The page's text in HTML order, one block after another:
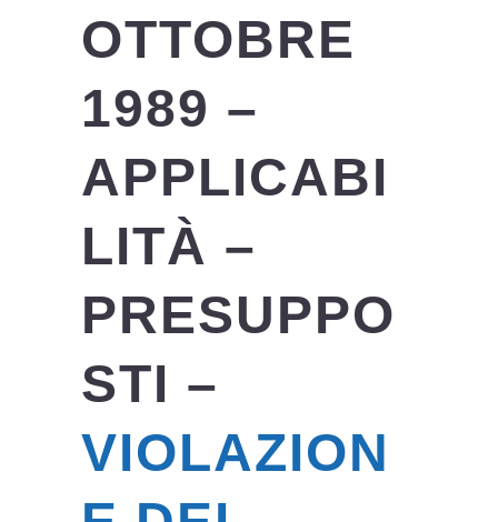
OTTOBRE
1989 –
APPLICABI
LITÀ –
PRESUPPO
STI –
VIOLAZION